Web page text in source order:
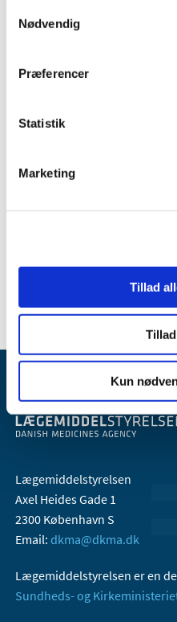
Nødvendig
Præferencer
Statistik
Marketing
Tillad
Kun
2012 (44)
november (1)
maj (1)
marts (2)
2008 (8)
Lægemiddelstyrelsen
Axel Heides Gade 1
2300 København S
Email: dkma@dkma.dk
Lægemiddelstyrelsen er en
Sundheds- og